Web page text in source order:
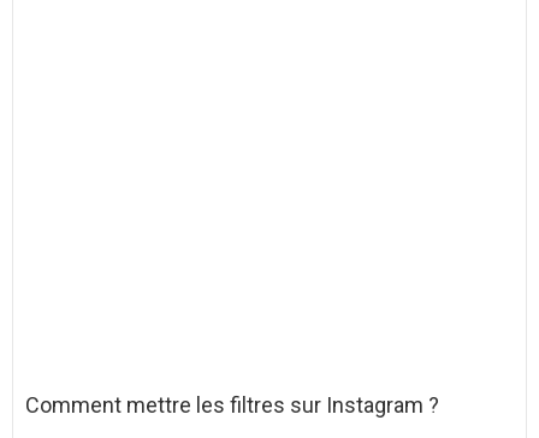
Comment mettre les filtres sur Instagram ?